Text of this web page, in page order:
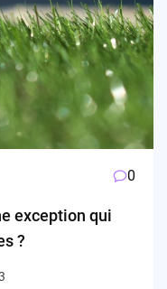
0
exception qui
?